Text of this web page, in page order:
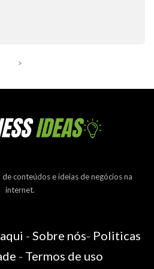
>
conteúdos e ideias de negócios na
internet.
- Sobre nós- Politicas
- Termos de uso